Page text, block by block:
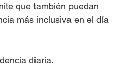
que también puedan
más inclusiva en el día
diaria.